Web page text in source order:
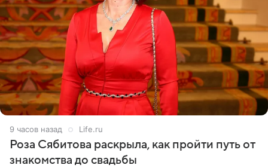
9 часов назад Life.ru
Роза Сябитова раскрыла, как пройти путь от
знакомства до свадьбы